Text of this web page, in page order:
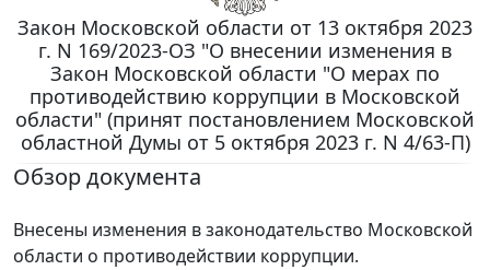
Закон Московской области от 13 октября 2023
г. N 169/2023-ОЗ "О внесении изменения в
Закон Московской области "О мерах по
противодействию коррупции в Московской
области" (принят постановлением Московской
областной Думы от 5 октября 2023 г. N 4/63-П)
Обзор документа
Внесены изменения в законодательство Московской
области о противодействии коррупции.